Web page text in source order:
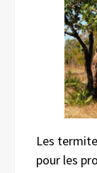
Les
pour les